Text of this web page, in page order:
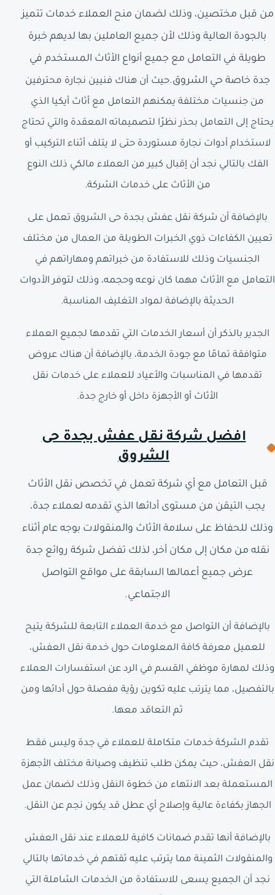
من قبل مختصين، وذلك لضمان منح العملاء خدمات تتميز
بالجودة العالية وذلك لأن جميع العاملين بها لديهم خبرة
طويلة في التعامل مع جميع أنواع الأثاث المستخدم في
جدة خاصة حي الشروق.حيث أن هناك فنيين نجارة محترفين
من جنسيات مختلفة يمكنهم التعامل مع أثاث أيكيا الذي
يحتاج إلى التعامل بحذر نظرًا لتصميماته المعقدة والتي تحتاج
لاستخدام أدوات نجارة مستوردة حتى لا يتلف أثناء التركيب أو
الفك بالتالي نجد أن إقبال كبير من العملاء مالكي ذلك النوع
من الأثاث على خدمات الشركة.
بالإضافة أن شركة نقل عفش بجدة حى الشروق تعمل على
تعيين الكفاءات ذوي الخبرات الطويلة من العمال من مختلف
الجنسيات وذلك للاستفادة من خبراتهم ومهاراتهم في
التعامل مع الأثاث مهما كان نوعه وحجمه، وذلك لتوفر الأدوات
الحديثة بالإضافة لمواد التغليف المناسبة.
الجدير بالذكر أن أسعار الخدمات التي تقدمها لجميع العملاء
متوافقة تمامًا مع جودة الخدمة، بالإضافة أن هناك عروض
تقدمها في المناسبات والأعياد للعملاء على خدمات نقل
الأثاث أو الأجهزة داخل أو خارج جدة.
افضل شركة نقل عفش بجدة حى
الشروق
قبل التعامل مع أي شركة تعمل في تخصص نقل الأثاث
يجب التيقن من مستوى أدائها الذي تقدمه لعملاء جدة،
وذلك للحفاظ على سلامة الأثاث والمنقولات بوجه عام أثناء
نقله من مكان إلى مكان أخر، لذلك تفضل شركة روائع جدة
عرض جميع أعمالها السابقة على مواقع التواصل
الاجتماعي.
بالإضافة أن التواصل مع خدمة العملاء التابعة للشركة يتيح
للعميل معرفة كافة المعلومات حول خدمة نقل العفش،
وذلك لمهارة موظفي القسم في الرد عن استفسارات العملاء
بالتفصيل، مما يترتب عليه تكوين رؤية مفصلة حول أدائها ومن
ثم التعاقد معها.
تقدم الشركة خدمات متكاملة للعملاء في جدة وليس فقط
نقل العفش، حيث يمكن طلب تنظيف وصيانة مختلف الأجهزة
المستعملة بعد الانتهاء من خطوة النقل وذلك لضمان عمل
الجهاز بكفاءة عالية وإصلاح أي عطل قد يكون نجم عن النقل.
بالإضافة أنها تقدم ضمانات كافية للعملاء عند نقل العفش
والمنقولات الثمينة مما يترتب عليه ثقتهم في خدماتها بالتالي
نجد أن الجميع يسعى للاستفادة من الخدمات الشاملة التي